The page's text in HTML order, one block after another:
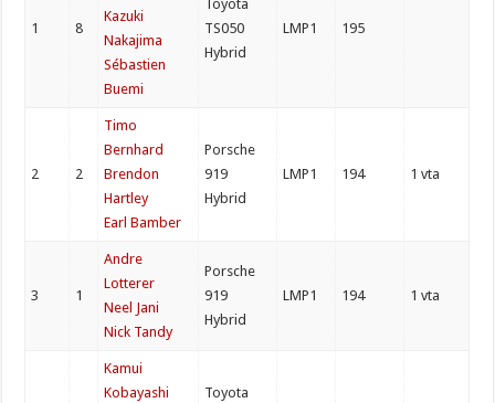
1 8
Kazuki
Nakajima
Sébastien
Buemi
Toyota
TS050
Hybrid
LMP1 195
2 2
Timo
Bernhard
Brendon
Hartley
Earl Bamber
Porsche
919
Hybrid
LMP1 194 1 vta
3 1
Andre
Lotterer
Neel Jani
Nick Tandy
Porsche
919
Hybrid
LMP1 194 1 vta
Kamui
Kobayashi
Toyota